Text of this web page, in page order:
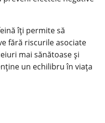
îți permite să
fără riscurile asociate
mai sănătoase și
un echilibru în viața